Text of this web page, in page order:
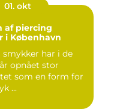
01. okt
af piercing
i København
smykker har i de
opnået stor
som en form for
...